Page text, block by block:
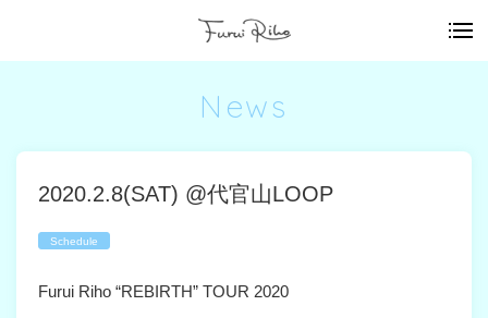
News
2020.2.8(SAT) @代官山LOOP
Schedule
Furui Riho “REBIRTH” TOUR 2020